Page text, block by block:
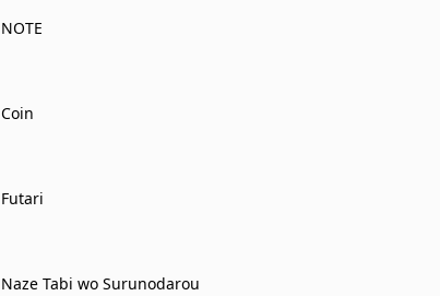
NOTE
Coin
Futari
Naze Tabi wo Surunodarou